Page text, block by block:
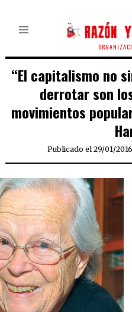
“El capitalismo no
derrotar son
movimientos
Publicado el 29/01/2016